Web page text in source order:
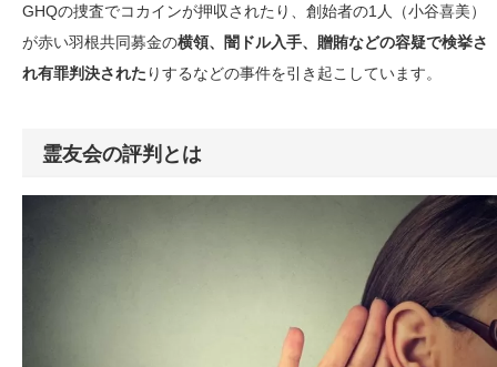
GHQの捜査でコカインが押収されたり、創始者の1人（小谷喜美）
が赤い羽根共同募金の横領、闇ドル入手、贈賄などの容疑で検挙さ
れ有罪判決された りするなどの事件を引き起こしています。
霊友会の評判とは